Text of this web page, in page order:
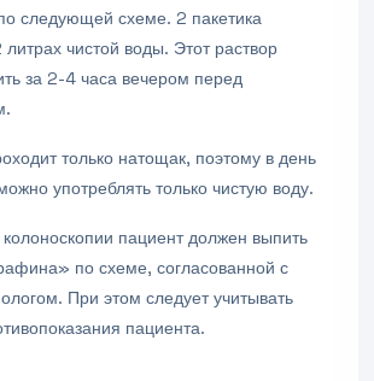
следующей схеме. 2 пакетика
чистой воды. Этот раствор
за 2-4 часа вечером перед
только натощак, поэтому в день
употреблять только чистую воду.
пациент должен выпить
по схеме, согласованной с
При этом следует учитывать
пациента.